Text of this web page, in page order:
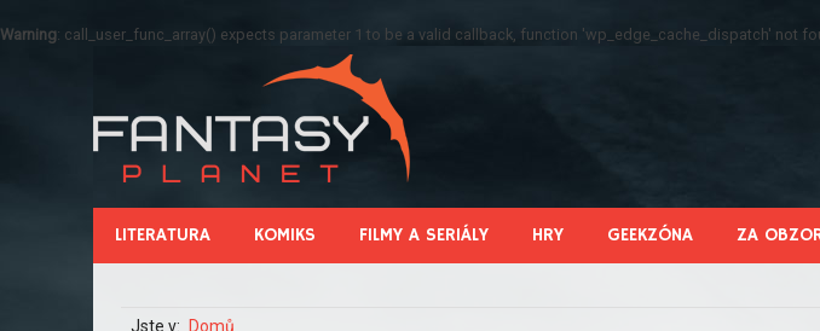
Warning: call_user_func_array() expects parameter 1 to be a valid callback, function 'wp_edge_cache_dispatch' not
LITERATURA KOMIKS FILMY A SERIÁLY HRY GEEKZÓNA ZA
Jste v: Domů